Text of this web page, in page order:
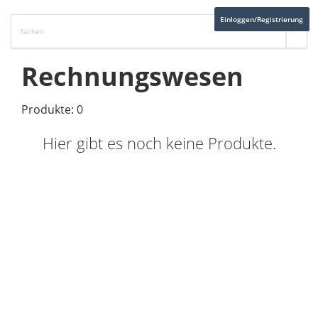
Einloggen/Registrierung
Rechnungswesen
Produkte: 0
Hier gibt es noch keine Produkte.